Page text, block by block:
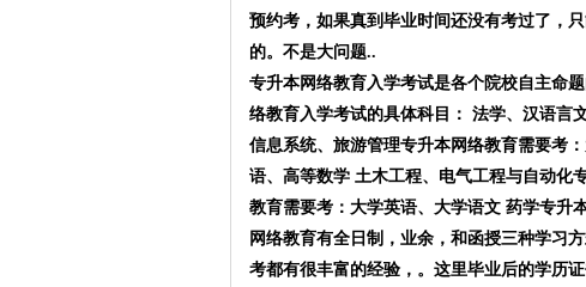
预约考，如果真到毕业时间还没有考过了，
的。不是大问题..
专升本网络教育入学考试是各个院校自主命
络教育入学考试的具体科目： 法学、汉语言
信息系统、旅游管理专升本网络教育需要考
语、高等数学 土木工程、电气工程与自动化
教育需要考：大学英语、大学语文 药学专升
网络教育有全日制，业余，和函授三种学习
考都有很丰富的经验，。这里毕业后的学历